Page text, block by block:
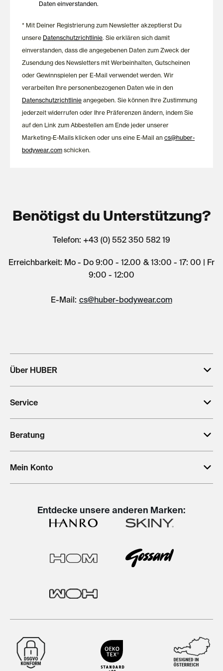
Daten einverstanden.
* Mit Deiner Registrierung zum Newsletter akzeptierst Du
unsere Datenschutzrichtlinie. Sie erklären sich damit
einverstanden, dass die angegebenen Daten zum Zweck der
Zusendung des Newsletters mit Werbeinhalten, Gutscheinen
oder Gewinnspielen per E-Mail verwendet werden. Wir
verarbeiten Ihre personenbezogenen Daten wie in den
Datenschutzrichtlinie angegeben. Sie können Ihre Zustimmung
jederzeit widerrufen oder Ihre Präferenzen ändern, indem Sie
auf den Link zum Abbestellen am Ende jeder unserer
Marketing-E-Mails klicken oder uns eine E-Mail ancs@huber-
bodywear.com schicken.
Benötigst du Unterstützung?
Telefon: +43 (0) 552 350 582 19
Erreichbarkeit: Mo - Do 9:00 - 12.00 & 13:00 - 17: 00 | Fr
9:00 - 12:00
E-Mail: cs@huber-bodywear.com
Über HUBER
Service
Beratung
Mein Konto
Entdecke unsere anderen Marken: